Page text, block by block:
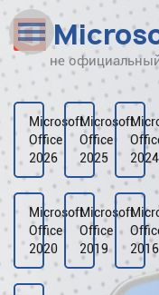
Наверх
Рейтинг
Видео
Галерея
не
Microsoft
Office
2026
Microsoft
Office
2025
2024
Microsoft
Office
2020
Microsoft
Office
2019
2016